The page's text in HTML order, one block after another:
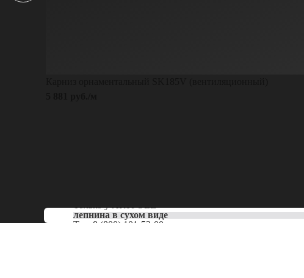
Только уARTPOLE
лепнина в сухом виде
Тел: 8 (800) 101-53-00